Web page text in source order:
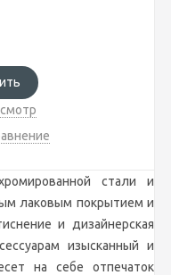
стали и
лаковым покрытием и
и дизайнерская
изысканный и
на себе отпечаток